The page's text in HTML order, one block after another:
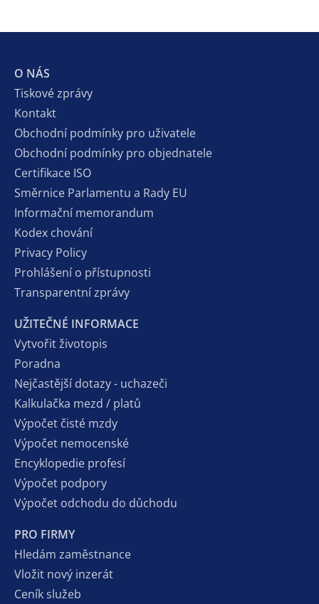
O NÁS
Tiskové zprávy
Kontakt
Obchodní podmínky pro uživatele
Obchodní podmínky pro objednatele
Certifikace ISO
Směrnice Parlamentu a Rady EU
Informační memorandum
Kodex chování
Privacy Policy
Prohlášení o přístupnosti
Transparentní zprávy
UŽITEČNÉ INFORMACE
Vytvořit životopis
Poradna
Nejčastější dotazy - uchazeči
Kalkulačka mezd / platů
Výpočet čisté mzdy
Výpočet nemocenské
Encyklopedie profesí
Výpočet podpory
Výpočet odchodu do důchodu
PRO FIRMY
Hledám zaměstnance
Vložit nový inzerát
Ceník služeb